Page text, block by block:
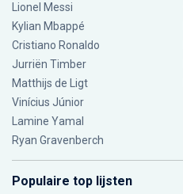
Lionel Messi
Kylian Mbappé
Cristiano Ronaldo
Jurriën Timber
Matthijs de Ligt
Vinícius Júnior
Lamine Yamal
Ryan Gravenberch
Populaire top lijsten